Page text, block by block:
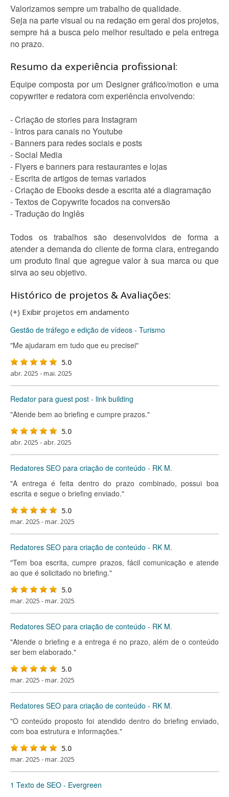
Valorizamos sempre um trabalho de qualidade.
Seja na parte visual ou na redação em geral dos projetos,
sempre há a busca pelo melhor resultado e pela entrega
no prazo.
Resumo da experiência profissional:
Equipe composta por um Designer gráfico/motion e uma
copywriter e redatora com experiência envolvendo:
- Criação de stories para Instagram
- Intros para canais no Youtube
- Banners para redes sociais e posts
- Social Media
- Flyers e banners para restaurantes e lojas
- Escrita de artigos de temas variados
- Criação de Ebooks desde a escrita até a diagramação
- Textos de Copywrite focados na conversão
- Tradução do Inglês
Todos os trabalhos são desenvolvidos de forma a
atender a demanda do cliente de forma clara, entregando
um produto final que agregue valor à sua marca ou que
sirva ao seu objetivo.
Histórico de projetos & Avaliações:
(+) Exibir projetos em andamento
Gestão de tráfego e edição de vídeos - Turismo
"Me ajudaram em tudo que eu precisei"
5.0
abr. 2025 - mai. 2025
Redator para guest post - link building
"Atende bem ao briefing e cumpre prazos."
5.0
abr. 2025 - abr. 2025
Redatores SEO para criação de conteúdo - RK M.
"A entrega é feita dentro do prazo combinado, possui boa
escrita e segue o briefing enviado."
5.0
mar. 2025 - mar. 2025
Redatores SEO para criação de conteúdo - RK M.
"Tem boa escrita, cumpre prazos, fácil comunicação e atende
ao que é solicitado no briefing."
5.0
mar. 2025 - mar. 2025
Redatores SEO para criação de conteúdo - RK M.
"Atende o briefing e a entrega é no prazo, além de o conteúdo
ser bem elaborado."
5.0
mar. 2025 - mar. 2025
Redatores SEO para criação de conteúdo - RK M.
"O conteúdo proposto foi atendido dentro do briefing enviado,
com boa estrutura e informações."
5.0
mar. 2025 - mar. 2025
1 Texto de SEO - Evergreen